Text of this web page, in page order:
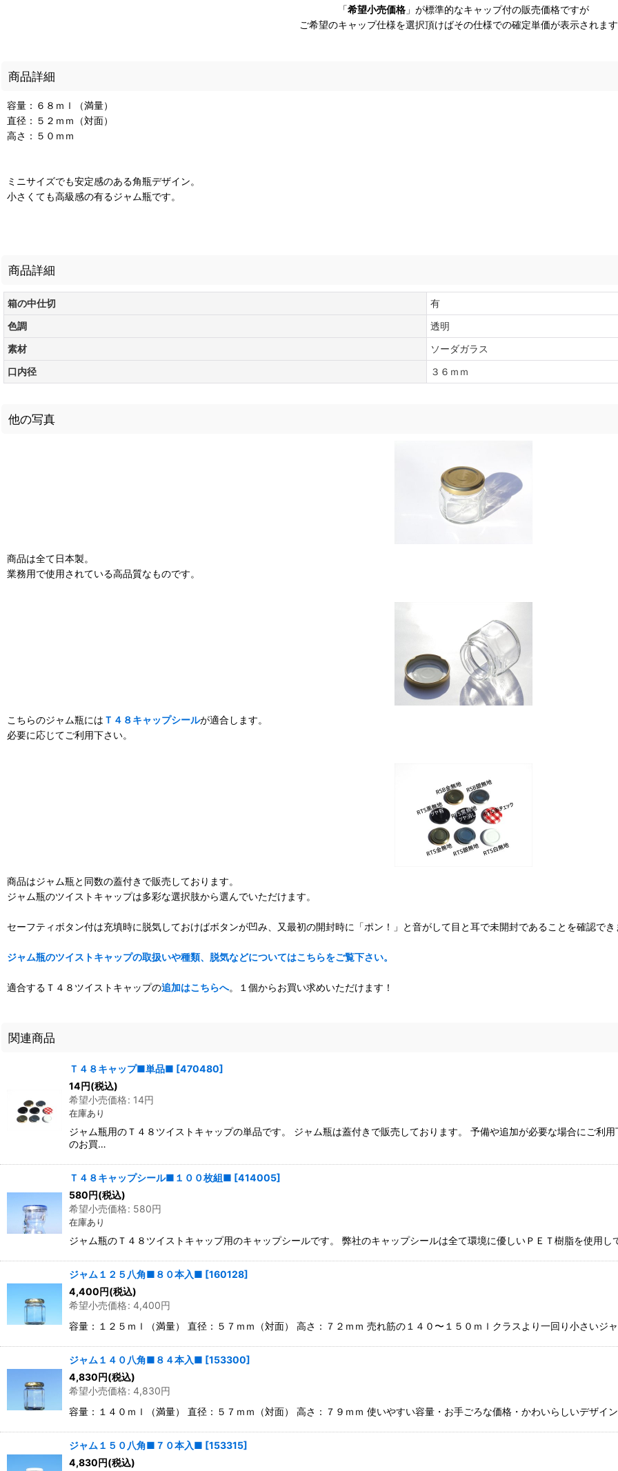
「希望小売価格 」が標準的なキャップ付の販売価格ですが
ご希望のキャップ仕様を選択頂けばその仕様での確定単価が表示されま
商品詳細
容量：６８ｍｌ（満量）
直径：５２ｍｍ（対面）
高さ：５０ｍｍ
ミニサイズでも安定感のある角瓶デザイン。
小さくても高級感の有るジャム瓶です。
商品詳細
箱の中仕切
有
色調
透明
素材
ソーダガラス
口内径
３６ｍｍ
他の写真
商品は全て日本製。
業務用で使用されている高品質なものです。
こちらのジャム瓶には Ｔ４８キャップシールが適合します。
必要に応じてご利用下さい。
商品はジャム瓶と同数の蓋付きで販売しております。
ジャム瓶のツイストキャップは多彩な選択肢から選んでいただけます。
セーフティボタン付は充填時に脱気しておけばボタンが凹み、又最初の開封時に「ポン！」と音がして目と耳で未開封であることを確認でき
ジャム瓶のツイストキャップの取扱いや種類、脱気などについてはこちらをご覧下さい。
適合するＴ４８ツイストキャップの追加はこちらへ。１個からお買い求めいただけます！
関連商品
Ｔ４８キャップ■単品■ [470480]
14円(税込)
希望小売価格: 14円
在庫あり
ジャム瓶用のＴ４８ツイストキャップの単品です。 ジャム瓶は蓋付きで販売しております。 予備や追加が必要な場合にご利
のお買…
Ｔ４８キャップシール■１００枚組■ [414005]
580円(税込)
希望小売価格: 580円
在庫あり
ジャム瓶のＴ４８ツイストキャップ用のキャップシールです。 弊社のキャップシールは全て環境に優しいＰＥＴ樹脂を使用
ジャム１２５八角■８０本入■ [160128]
4,400円(税込)
希望小売価格: 4,400円
容量：１２５ｍｌ（満量） 直径：５７ｍｍ（対面） 高さ：７２ｍｍ 売れ筋の１４０〜１５０ｍｌクラスより一回り小さい
ジャム１４０八角■８４本入■ [153300]
4,830円(税込)
希望小売価格: 4,830円
容量：１４０ｍｌ（満量） 直径：５７ｍｍ（対面） 高さ：７９ｍｍ 使いやすい容量・お手ごろな価格・かわいらしいデザイ
ジャム１５０八角■７０本入■ [153315]
4,830円(税込)